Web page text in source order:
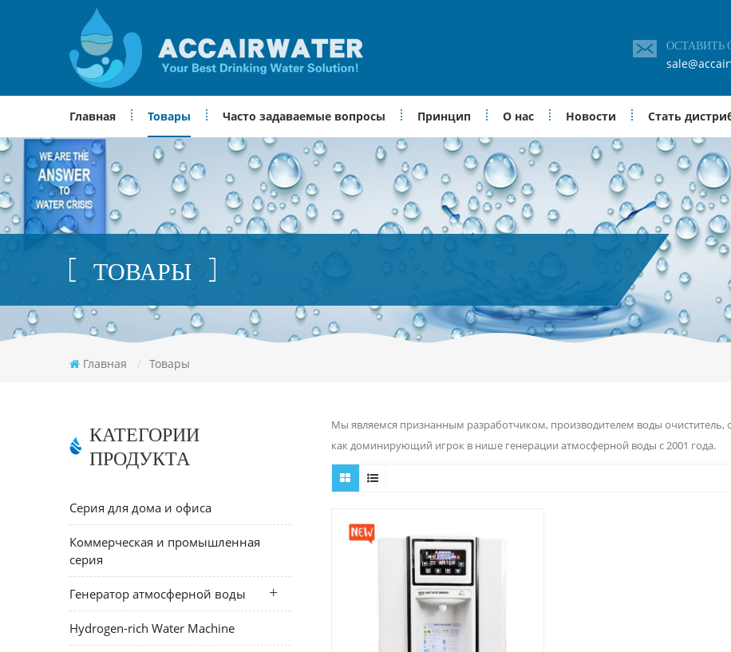
ОСТАВИТЬ
Главная Товары Часто задаваемые вопросы Принцип О нас Новости Стать
ТОВАРЫ
Главная / Товары
КАТЕГОРИИ
ПРОДУКТА
Серия для дома и офиса
Коммерческая и промышленная
серия
Генератор атмосферной воды
Hydrogen-rich Water Machine
Мы являемся признанным разработчиком, производителем воды очиститель,
как доминирующий игрок в нише генерации атмосферной воды с 2001 года.